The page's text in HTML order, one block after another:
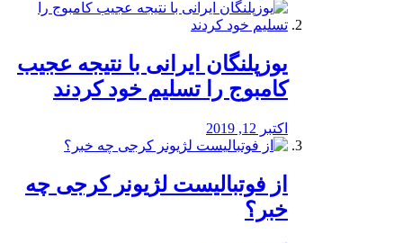
یوزپلنگان ایرانی با نتیجه عجیب
کامبوج را تسلیم خود کردند
اکتبر 12, 2019
از فوتبالیست لژیونر کرجی چه
خبر؟